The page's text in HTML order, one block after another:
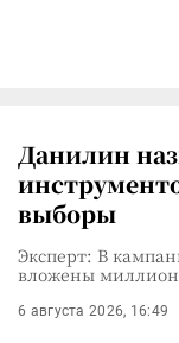
Данилин
выборы
Эксперт: В
вложены
6 августа 2026, 16:49